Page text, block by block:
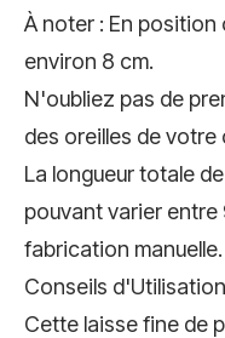
À noter : En
environ 8 cm.
N'oubliez pas de
des oreilles de votre
La longueur totale
pouvant varier entre
fabrication manuelle.
Conseils d'Utilisation
Cette laisse fine de